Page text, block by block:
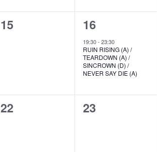
0
Veranstaltungen,
15
1
Veranstaltung,
16
19:30-23:30
RUIN RISING (A) /
TEARDOWN (A) /
SINCROWN (D) /
NEVER SAY DIE (A)
0
22
0
23